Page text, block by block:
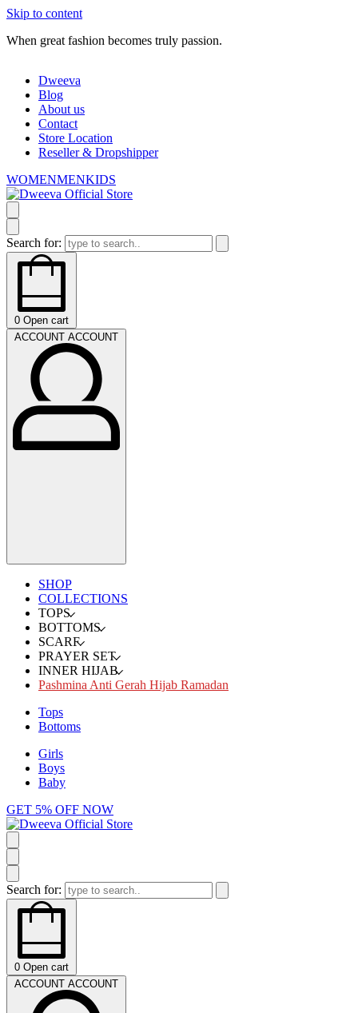
Skip to content
When great fashion becomes truly passion.
Dweeva
Blog
About us
Contact
Store Location
Reseller & Dropshipper
WOMENMENKIDS
Search for:
0 Open cart
ACCOUNT ACCOUNT
SHOP
COLLECTIONS
TOPS
BOTTOMS
SCARF
PRAYER SET
INNER HIJAB
Pashmina Anti Gerah Hijab Ramadan
Tops
Bottoms
Girls
Boys
Baby
GET 5% OFF NOW
Search for:
0 Open cart
ACCOUNT ACCOUNT